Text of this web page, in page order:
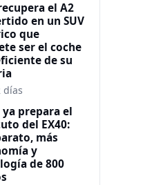
el A2
en un SUV
que
ser el coche
de su
días
prepara el
del EX40:
más
y
de 800